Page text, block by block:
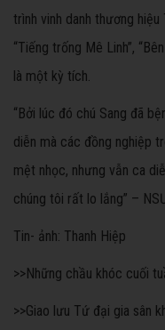
trình vinh danh thương
“Tiếng trống Mê Linh”,
là một kỳ tích.
“Bởi lúc đó chú Sang đã
diễn mà các đồng nghiệp
mệt nhọc, nhưng vẫn ca
chúng tôi rất lo lắng” –
Tin- ảnh: Thanh Hiệp
>>Những chầu khóc cuối
>>Giao lưu Tứ đại gia sân